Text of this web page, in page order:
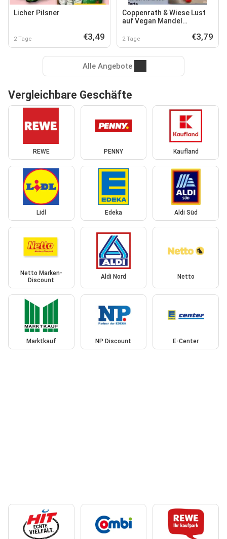
Licher Pilsner
2 Tage €3,49
Coppenrath & Wiese Lust
auf Vegan Mandel
2 Tage €3,79
Alle Angebote
Vergleichbare Geschäfte
REWE PENNY Kaufland
Lidl Edeka Aldi Süd
Netto Marken-
Discount
Aldi Nord Netto
Marktkauf NP Discount E-Center